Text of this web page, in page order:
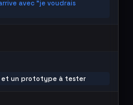
avec "je voudrais
et un prototype à tester